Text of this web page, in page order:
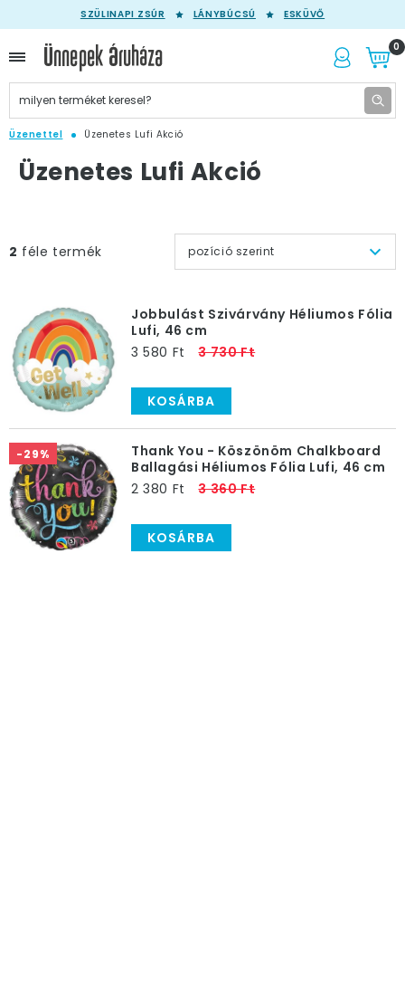
SZÜLINAPI ZSÚR LÁNYBÚCSÚ ESKÜVŐ
0
Üzenettel Üzenetes Lufi Akció
Üzenetes Lufi Akció
2 féle termék pozíció szerint
Jobbulást Szivárvány Héliumos Fólia
Lufi, 46 cm
3 580 Ft
3 730 Ft
KOSÁRBA
-29%
Thank You - Köszönöm Chalkboard
Ballagási Héliumos Fólia Lufi, 46 cm
2 380 Ft
3 360 Ft
KOSÁRBA